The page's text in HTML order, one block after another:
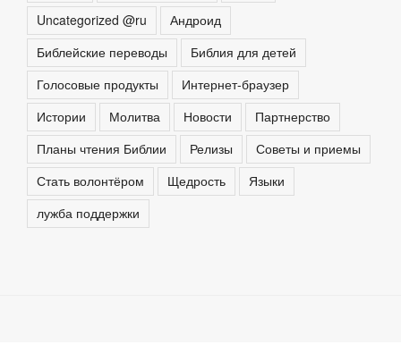
Uncategorized @ru
Андроид
Библейские переводы
Библия для детей
Голосовые продукты
Интернет-браузер
Истории
Молитва Новости
Партнерство
Планы чтения Библии
Релизы
Советы и приемы
Стать волонтёром
Щедрость
Языки
лужба поддержки